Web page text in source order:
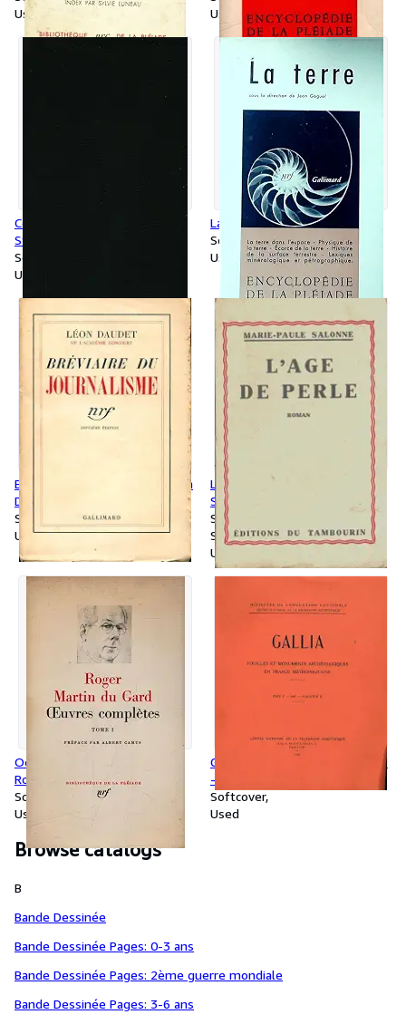
Used
Used
Correspondance Tome III -
Stendhal
Softcover
Used
La terre - Jean Goguel
Softcover
Used
Bréviaire du journalisme - Léon
Daudet
Softcover
Used
L'âge de perle - Marie-Paule
Salonne
Softcover
Signed
Used
Oeuvres complètes Tome I -
Roger Martin du Gard
Softcover
Used
Gallia Tome V 1947 fascicule II
- Collectif
Softcover
Used
Browse catalogs
B
Bande Dessinée
Bande Dessinée Pages: 0-3 ans
Bande Dessinée Pages: 2ème guerre mondiale
Bande Dessinée Pages: 3-6 ans